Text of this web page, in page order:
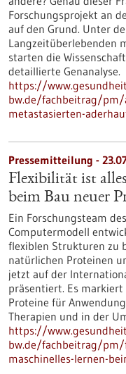
Forschungsprojekt an
auf den Grund. Unter
Langzeitüberlebenden
starten die
detaillierte Genanalyse.
https://
bw.de/fachbeitrag/pm/
metastasierten-
Pressemitteilung -
Flexibilität ist
beim Bau neuer
Ein Forschungsteam
Computermodell
flexiblen Strukturen zu
natürlichen Proteinen
jetzt auf der
präsentiert. Es
Proteine für
Therapien und in der
https://
bw.de/fachbeitrag/
maschinelles-lernen-